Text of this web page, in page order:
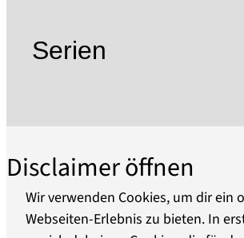
Jahren reichte das Spektrum der
Sammeltätigkeit von
Erscheinungsbild wieder sichtbar
kulturhistorisch bedeutsamen Ort
Übergangs, des Austausches und
erlebbar zu machen.
Serien
Disclaimer öffnen
Wir verwenden Cookies, um dir ein
Webseiten-Erlebnis zu bieten. In